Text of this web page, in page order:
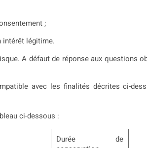
;
intérêt légitime.
A défaut de réponse aux questions
avec les finalités décrites ci-
ci-dessous :
Durée de